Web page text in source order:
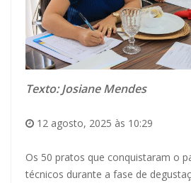
Texto: Josiane Mendes
12 agosto, 2025 às 10:29
Os 50 pratos que conquistaram o
técnicos durante a fase de